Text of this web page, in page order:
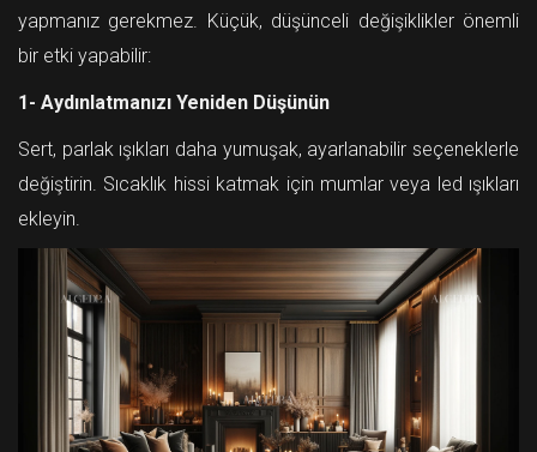
yapmanız gerekmez. Küçük, düşünceli değişiklikler önemli
bir etki yapabilir:
1- Aydınlatmanızı Yeniden Düşünün
Sert, parlak ışıkları daha yumuşak, ayarlanabilir seçeneklerle
değiştirin. Sıcaklık hissi katmak için mumlar veya led ışıkları
ekleyin.